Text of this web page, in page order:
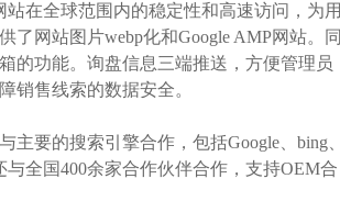
在全球范围内的稳定性和高速访问，为用
网站图片webp化和Google AMP网站。同
的功能。询盘信息三端推送，方便管理员
销售线索的数据安全。
要的搜索引擎合作，包括Google、bing、
全国400余家合作伙伴合作，支持OEM合